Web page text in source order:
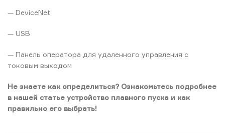
— DeviceNet
— USB
— Панель оператора для удаленного управления с
токовым выходом
Не знаете как определиться? Ознакомьтесь подробнее
в нашей статье устройство плавного пуска и как
правильно его выбрать!